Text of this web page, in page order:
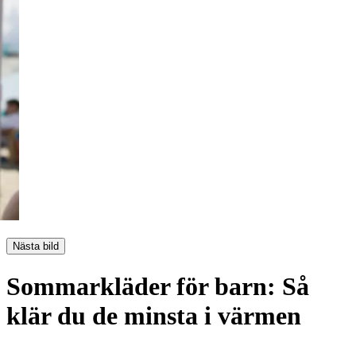
Nästa bild
Sommarkläder för barn: Så
klär du de minsta i värmen